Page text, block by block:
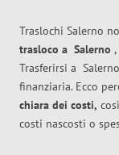
Traslochi Salerno
trasloco a Salerno
Trasferirsi a Salerno
finanziaria. Ecco
chiara dei costi,
costi nascosti o